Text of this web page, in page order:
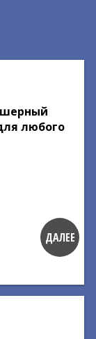
любого
ДАЛЕЕ